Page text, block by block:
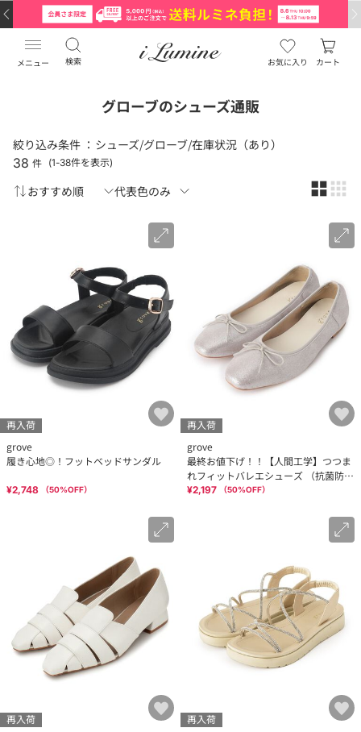
メニュー 検索 お気に入り カート
グローブのシューズ通販
絞り込み条件 ： シューズ/グローブ/在庫状況（あり）
38 件 (1-38件を表示)
再入荷
grove
履き心地◎！フットベッドサンダル
¥2,748 （50%OFF）
再入荷
grove
最終お値下げ！！【人間工学】つつま
れフィットバレエシューズ （抗菌防臭
加工裏地使用）
¥2,197 （50%OFF）
再入荷 再入荷